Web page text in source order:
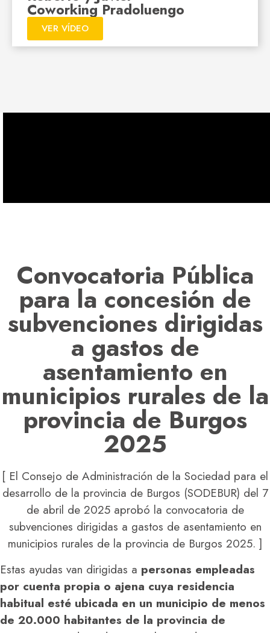
Coworking Pradoluengo
VER VÍDEO
Convocatoria Pública
para la concesión de
subvenciones dirigidas
a gastos de
asentamiento en
municipios rurales de la
provincia de Burgos
2025
[ El Consejo de Administración de la Sociedad para el
desarrollo de la provincia de Burgos (SODEBUR) del 7
de abril de 2025 aprobó la convocatoria de
subvenciones dirigidas a gastos de asentamiento en
municipios rurales de la provincia de Burgos 2025. ]
Estas ayudas van dirigidas a personas empleadas
por cuenta propia o ajena cuya residencia
habitual esté ubicada en un municipio de menos
de 20.000 habitantes de la provincia de